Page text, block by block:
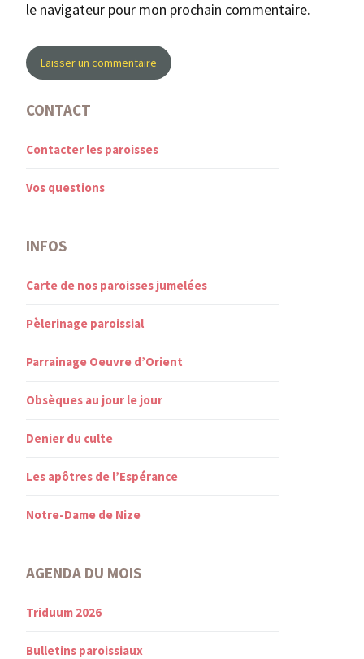
le navigateur pour mon prochain commentaire.
CONTACT
Contacter les paroisses
Vos questions
INFOS
Carte de nos paroisses jumelées
Pèlerinage paroissial
Parrainage Oeuvre d’Orient
Obsèques au jour le jour
Denier du culte
Les apôtres de l’Espérance
Notre-Dame de Nize
AGENDA DU MOIS
Triduum 2026
Bulletins paroissiaux